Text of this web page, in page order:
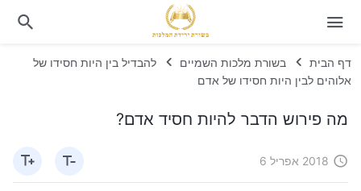
דף הבית בשורת מלכות השמיים
להבדיל בין היות חסידו של
אלוהים לבין היות חסידו של אדם
מה פירוש הדבר להיות חסיד אדם?
2018 אפריל 6